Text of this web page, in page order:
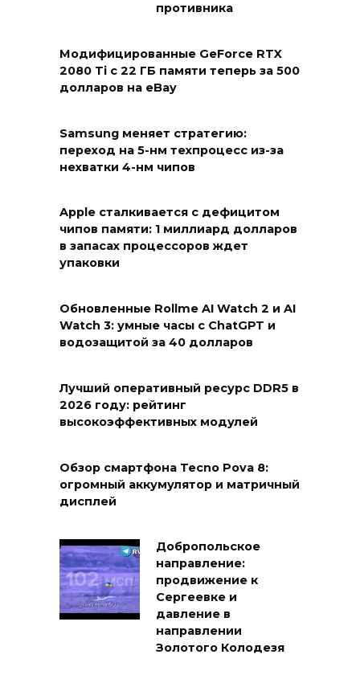
противника
Модифицированные GeForce RTX
2080 Ti с 22 ГБ памяти теперь за 500
долларов на eBay
Samsung меняет стратегию:
переход на 5-нм техпроцесс из-за
нехватки 4-нм чипов
Apple сталкивается с дефицитом
чипов памяти: 1 миллиард долларов
в запасах процессоров ждет
упаковки
Обновленные Rollme AI Watch 2 и AI
Watch 3: умные часы с ChatGPT и
водозащитой за 40 долларов
Лучший оперативный ресурс DDR5 в
2026 году: рейтинг
высокоэффективных модулей
Обзор смартфона Tecno Pova 8:
огромный аккумулятор и матричный
дисплей
Добропольское
направление:
продвижение к
Сергеевке и
давление в
направлении
Золотого Колодезя